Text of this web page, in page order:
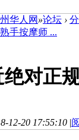
华人网 »论坛 ›
手按摩师 ...
绝对正
12-20 17:55:10 |